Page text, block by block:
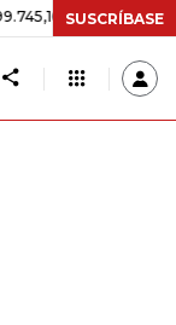
+$ 2.295,71 +0,58%
SUSCRÍBASE